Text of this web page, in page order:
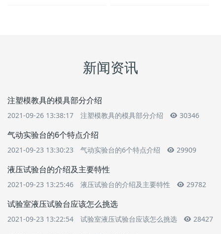
新闻资讯
注塑模教具的模具部分介绍
2021-09-26 13:38:17 注塑模教具的模具部分介绍 30346
气动实验台的6个特点介绍
2021-09-23 13:30:23 气动实验台的6个特点介绍 29909
液压试验台的介绍及主要特性
2021-09-23 13:25:46 液压试验台的介绍及主要特性 29782
试验室液压试验台应该怎么挑选
2021-09-23 13:22:54 试验室液压试验台应该怎么挑选 28427